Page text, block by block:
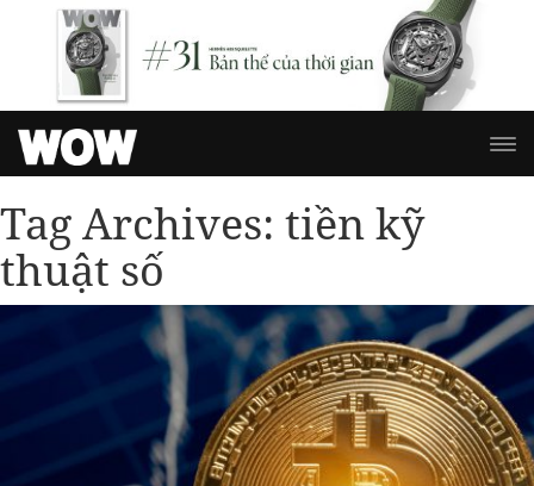
Tag Archives: tiền kỹ
thuật số